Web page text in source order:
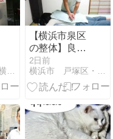
「荒野に希望
の灯をとも
す」８月９日
開催！ 私もボ
ランティアし
ます！
山が好きかも…横浜スイートハッピー
【横浜市泉区
の整体】良い
姿勢を当たり
前に！「丹田
（体幹）」を
なく美姿勢を
キープする方
法｜点心整体
2日前
横浜市 戸塚区・泉区 点心整体のブログ